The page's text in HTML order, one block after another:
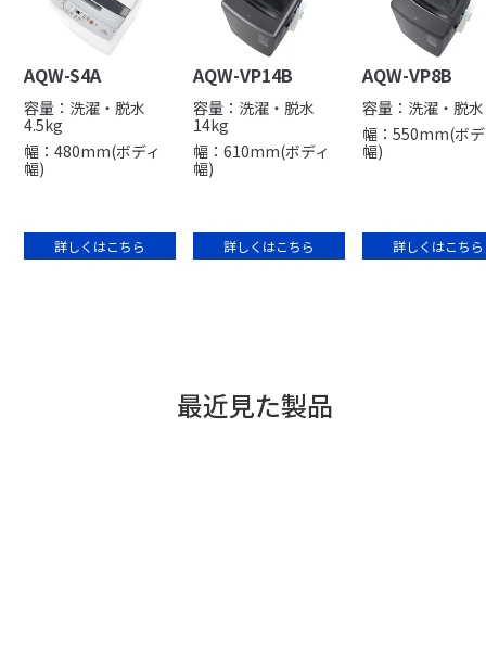
AQW-S4A
容量：洗濯・脱水
4.5kg
幅：480mm(ボディ
幅)
詳しくはこちら
AQW-VP14B
容量：洗濯・脱水
14kg
幅：610mm(ボディ
幅)
詳しくはこちら
AQW-VP8B
容量：洗濯・脱
幅：550mm(ボ
幅)
詳しくはこちら
最近見た製品